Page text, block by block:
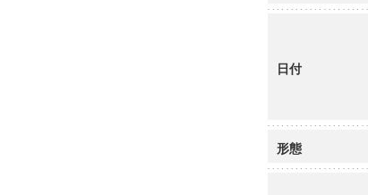
慶應義塾大学グローバルCOEプログラム市民社会
慶應義塾大学グローバルCOEプログラム論理と感
博士課程教育リーディングプログラム「超成熟社
日付
形態